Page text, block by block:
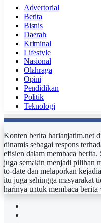
Advertorial
Berita
Bisnis
Daerah
Kriminal
Lifestyle
Nasional
Olahraga
Opini
Pendidikan
Politik
Teknologi
Konten berita harianjatim.net
dinamis sebagai respons
efisien dalam membaca
juga semakin menjadi pilihan
to-date dan melaporkan
itu juga sehingga masyarakat
harinya untuk membaca berita